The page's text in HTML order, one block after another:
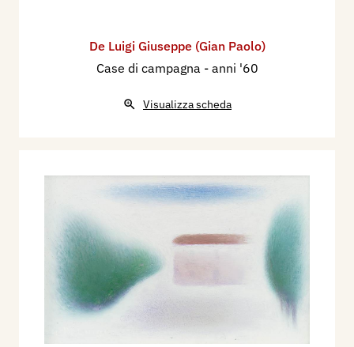
De Luigi Giuseppe (Gian Paolo)
Case di campagna - anni '60
Visualizza scheda